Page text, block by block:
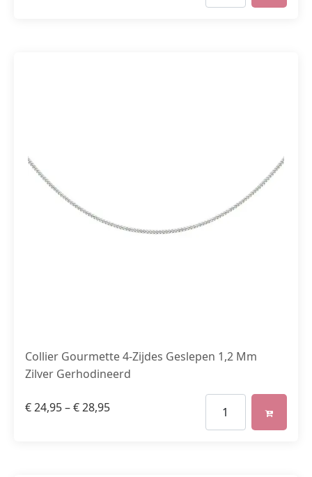
Collier Gourmette 4-Zijdes Geslepen 1,2 Mm
Zilver Gerhodineerd
€24,95–€28,95